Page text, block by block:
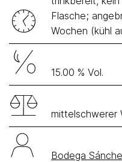
Flasche;
Wochen (kühl
15.00 % Vol.
mittelschwerer
Bodega